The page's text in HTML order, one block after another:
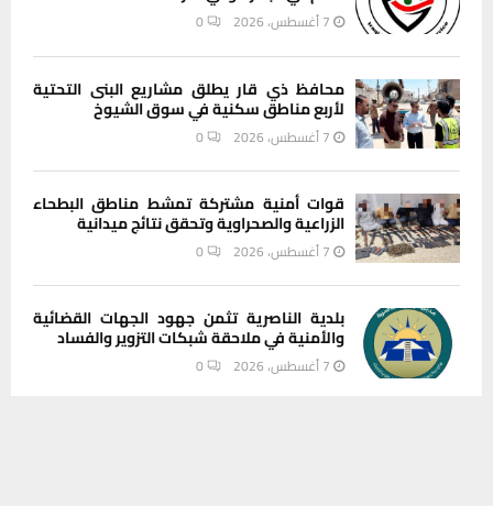
7 أغسطس، 2026 0
محافظ ذي قار يطلق مشاريع البنى التحتية
لأربع مناطق سكنية في سوق الشيوخ
7 أغسطس، 2026 0
قوات أمنية مشتركة تمشط مناطق البطحاء
الزراعية والصحراوية وتحقق نتائج ميدانية
7 أغسطس، 2026 0
بلدية الناصرية تثمن جهود الجهات القضائية
والأمنية في ملاحقة شبكات التزوير والفساد
7 أغسطس، 2026 0